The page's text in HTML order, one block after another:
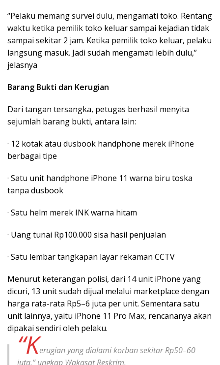
“Pelaku memang survei dulu, mengamati toko. Rentang
waktu ketika pemilik toko keluar sampai kejadian tidak
sampai sekitar 2 jam. Ketika pemilik toko keluar, pelaku
langsung masuk. Jadi sudah mengamati lebih dulu,”
jelasnya
Barang Bukti dan Kerugian
Dari tangan tersangka, petugas berhasil menyita
sejumlah barang bukti, antara lain:
· 12 kotak atau dusbook handphone merek iPhone
berbagai tipe
· Satu unit handphone iPhone 11 warna biru toska
tanpa dusbook
· Satu helm merek INK warna hitam
· Uang tunai Rp100.000 sisa hasil penjualan
· Satu lembar tangkapan layar rekaman CCTV
Menurut keterangan polisi, dari 14 unit iPhone yang
dicuri, 13 unit sudah dijual melalui marketplace dengan
harga rata-rata Rp5–6 juta per unit. Sementara satu
unit lainnya, yaitu iPhone 11 Pro Max, rencananya akan
dipakai sendiri oleh pelaku.
“Kerugian yang dialami korban sekitar Rp50–60
juta,” ungkap Wakasat Reskrim.